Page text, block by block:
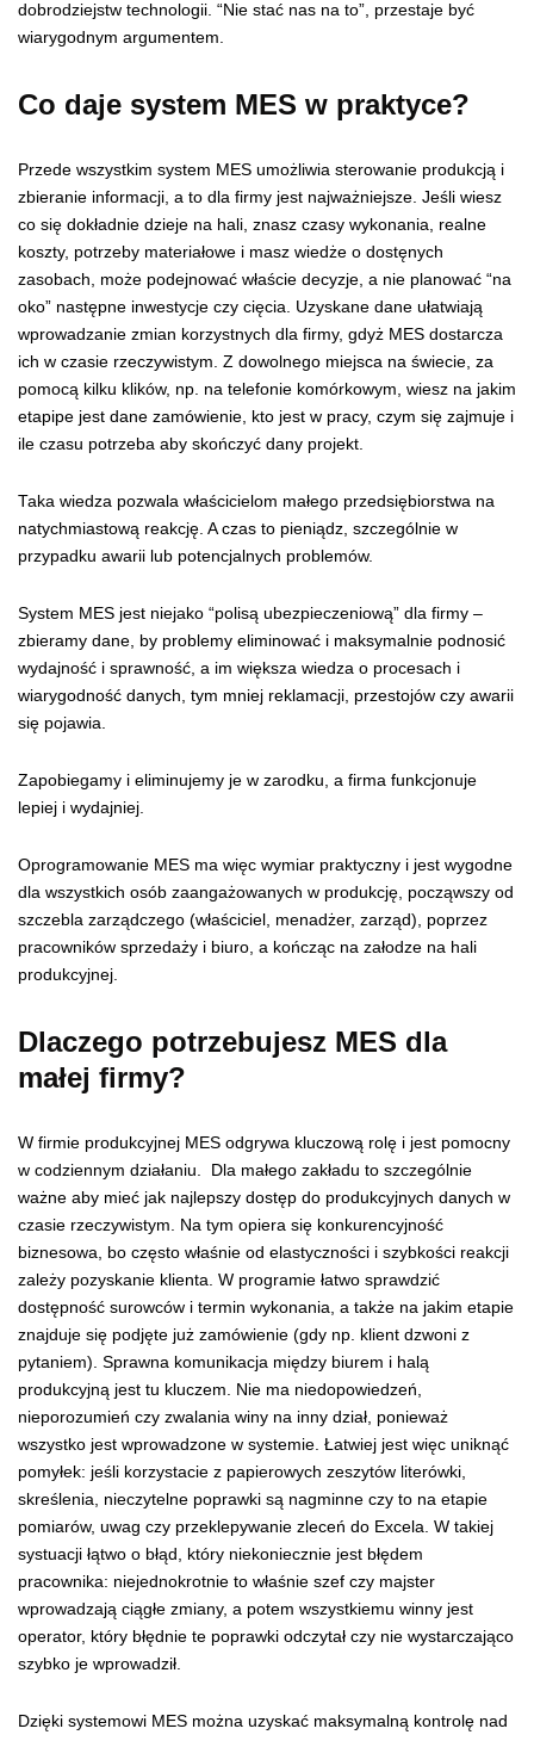
dobrodziejstw technologii. “Nie stać nas na to”, przestaje być
wiarygodnym argumentem.
Co daje system MES w praktyce?
Przede wszystkim system MES umożliwia sterowanie produkcją i
zbieranie informacji, a to dla firmy jest najważniejsze. Jeśli wiesz
co się dokładnie dzieje na hali, znasz czasy wykonania, realne
koszty, potrzeby materiałowe i masz wiedże o dostęnych
zasobach, może podejnować właście decyzje, a nie planować “na
oko” następne inwestycje czy cięcia. Uzyskane dane ułatwiają
wprowadzanie zmian korzystnych dla firmy, gdyż MES dostarcza
ich w czasie rzeczywistym. Z dowolnego miejsca na świecie, za
pomocą kilku klików, np. na telefonie komórkowym, wiesz na jakim
etapipe jest dane zamówienie, kto jest w pracy, czym się zajmuje i
ile czasu potrzeba aby skończyć dany projekt.
Taka wiedza pozwala właścicielom małego przedsiębiorstwa na
natychmiastową reakcję. A czas to pieniądz, szczególnie w
przypadku awarii lub potencjalnych problemów.
System MES jest niejako “polisą ubezpieczeniową” dla firmy –
zbieramy dane, by problemy eliminować i maksymalnie podnosić
wydajność i sprawność, a im większa wiedza o procesach i
wiarygodność danych, tym mniej reklamacji, przestojów czy awarii
się pojawia.
Zapobiegamy i eliminujemy je w zarodku, a firma funkcjonuje
lepiej i wydajniej.
Oprogramowanie MES ma więc wymiar praktyczny i jest wygodne
dla wszystkich osób zaangażowanych w produkcję, począwszy od
szczebla zarządczego (właściciel, menadżer, zarząd), poprzez
pracowników sprzedaży i biuro, a kończąc na załodze na hali
produkcyjnej.
Dlaczego potrzebujesz MES dla
małej firmy?
W firmie produkcyjnej MES odgrywa kluczową rolę i jest pomocny
w codziennym działaniu. Dla małego zakładu to szczególnie
ważne aby mieć jak najlepszy dostęp do produkcyjnych danych w
czasie rzeczywistym. Na tym opiera się konkurencyjność
biznesowa, bo często właśnie od elastyczności i szybkości reakcji
zależy pozyskanie klienta. W programie łatwo sprawdzić
dostępność surowców i termin wykonania, a także na jakim etapie
znajduje się podjęte już zamówienie (gdy np. klient dzwoni z
pytaniem). Sprawna komunikacja między biurem i halą
produkcyjną jest tu kluczem. Nie ma niedopowiedzeń,
nieporozumień czy zwalania winy na inny dział, ponieważ
wszystko jest wprowadzone w systemie. Łatwiej jest więc uniknąć
pomyłek: jeśli korzystacie z papierowych zeszytów literówki,
skreślenia, nieczytelne poprawki są nagminne czy to na etapie
pomiarów, uwag czy przeklepywanie zleceń do Excela. W takiej
systuacji łątwo o błąd, który niekoniecznie jest błędem
pracownika: niejednokrotnie to właśnie szef czy majster
wprowadzają ciągłe zmiany, a potem wszystkiemu winny jest
operator, który błędnie te poprawki odczytał czy nie wystarczająco
szybko je wprowadził.
Dzięki systemowi MES można uzyskać maksymalną kontrolę nad